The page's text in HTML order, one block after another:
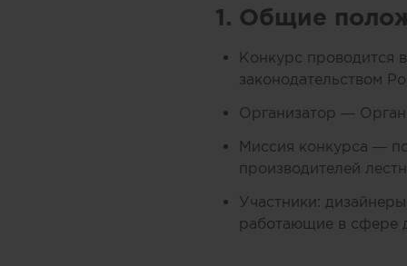
1. Общие
Конкурс
законодательством
Организатор —
Миссия конкурса —
производителей
Участники:
работающие в сфере